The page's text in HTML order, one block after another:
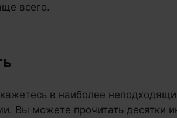
всего.
в наиболее
Вы можете прочитать десятки